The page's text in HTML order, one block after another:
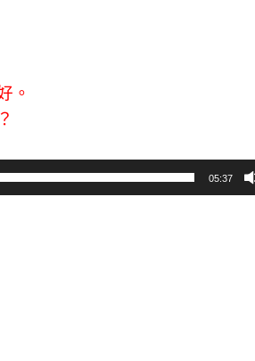
。
05:37